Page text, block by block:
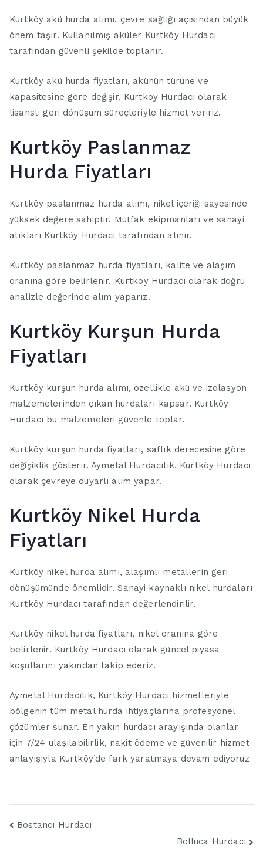
Kurtköy akü hurda alımı, çevre sağlığı açısından büyük
önem taşır. Kullanılmış aküler Kurtköy Hurdacı
tarafından güvenli şekilde toplanır.
Kurtköy akü hurda fiyatları, akünün türüne ve
kapasitesine göre değişir. Kurtköy Hurdacı olarak
lisanslı geri dönüşüm süreçleriyle hizmet veririz.
Kurtköy Paslanmaz
Hurda Fiyatları
Kurtköy paslanmaz hurda alımı, nikel içeriği sayesinde
yüksek değere sahiptir. Mutfak ekipmanları ve sanayi
atıkları Kurtköy Hurdacı tarafından alınır.
Kurtköy paslanmaz hurda fiyatları, kalite ve alaşım
oranına göre belirlenir. Kurtköy Hurdacı olarak doğru
analizle değerinde alım yaparız.
Kurtköy Kurşun Hurda
Fiyatları
Kurtköy kurşun hurda alımı, özellikle akü ve izolasyon
malzemelerinden çıkan hurdaları kapsar. Kurtköy
Hurdacı bu malzemeleri güvenle toplar.
Kurtköy kurşun hurda fiyatları, saflık derecesine göre
değişiklik gösterir. Aymetal Hurdacılık, Kurtköy Hurdacı
olarak çevreye duyarlı alım yapar.
Kurtköy Nikel Hurda
Fiyatları
Kurtköy nikel hurda alımı, alaşımlı metallerin geri
dönüşümünde önemlidir. Sanayi kaynaklı nikel hurdaları
Kurtköy Hurdacı tarafından değerlendirilir.
Kurtköy nikel hurda fiyatları, nikel oranına göre
belirlenir. Kurtköy Hurdacı olarak güncel piyasa
koşullarını yakından takip ederiz.
Aymetal Hurdacılık, Kurtköy Hurdacı hizmetleriyle
bölgenin tüm metal hurda ihtiyaçlarına profesyonel
çözümler sunar. En yakın hurdacı arayışında olanlar
için 7/24 ulaşılabilirlik, nakit ödeme ve güvenilir hizmet
anlayışıyla Kurtköy’de fark yaratmaya devam ediyoruz
Yazı
Bostancı Hurdacı
Bolluca Hurdacı